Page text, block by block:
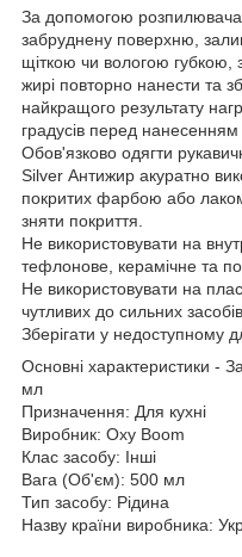
За допомогою розпилювача
забруднену поверхню,
щіткою чи вологою губкою,
жирі повторно нанести та
найкращого результату
градусів перед нанесенням
Обов'язково одягти
Silver Антижир акуратно
покритих фарбою або
зняти покриття.
Не використовувати на
тефлонове, керамічне та
Не використовувати на
чутливих до сильних засобів.
Зберігати у недоступному
Основні характеристики -
мл
Призначення: Для кухні
Виробник: Oxy Boom
Клас засобу: Інші
Вага (Об'єм): 500 мл
Тип засобу: Рідина
Назву країни виробника: